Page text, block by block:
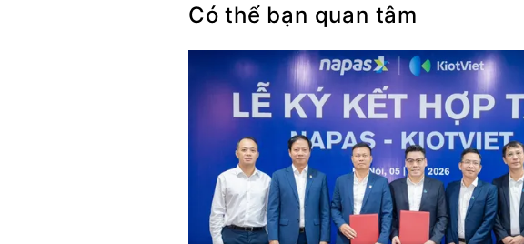
Có thể bạn quan tâm